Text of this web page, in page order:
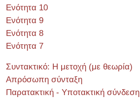
Ενότητα 10
Ενότητα 9
Ενότητα 8
Ενότητα 7
Συντακτικό: Η μετοχή (με θεωρία)
Απρόσωπη σύνταξη
Παρατακτική - Υποτακτική σύνδεση